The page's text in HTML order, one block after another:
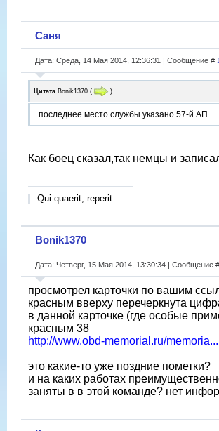
Саня
Дата: Среда, 14 Мая 2014, 12:36:31 | Сообщение #
Цитата Bonik1370 ( )
последнее место службы указано 57-й АП.
Как боец сказал,так немцы и
Qui quaerit, reperit
Bonik1370
Дата: Четверг, 15 Мая 2014, 13:30:34 | Сообщение #
просмотрел карточки по вашим
красным вверху перечеркнута
в данной карточке (где особые
красным 38
http://www.obd-memorial.ru/
это какие-то уже поздние пометки?
и на каких работах
заняты в в этой команде? нет